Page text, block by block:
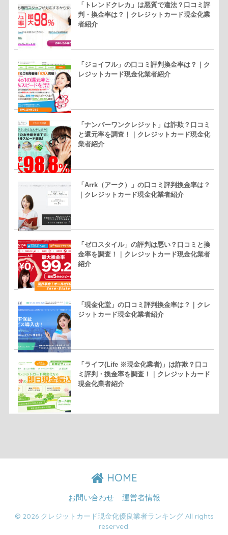
「トレンドクレカ」は悪質で違法？口コミ評
判・換金率は？｜クレジットカード現金化業
者紹介
「ジョイフル」の口コミ評判換金率は？｜ク
レジットカード現金化業者紹介
「ナンバーワンクレジット」は詐欺？口コミ
と還元率を調査！｜クレジットカード現金化
業者紹介
「Arrk（アーク）」の口コミ評判換金率は？
｜クレジットカード現金化業者紹介
「ゼロスタイル」の評判は悪い？口コミと換
金率を調査！｜クレジットカード現金化業者
紹介
「現金化堂」の口コミ評判換金率は？｜クレ
ジットカード現金化業者紹介
「ライフ(Life ※現金化業者)」は詐欺？口コ
ミ評判・換金率を調査！｜クレジットカード
現金化業者紹介
HOME
お問い合わせ 運営者情報
© 2026 クレジットカード現金化優良業者ランキング All rights
reserved.